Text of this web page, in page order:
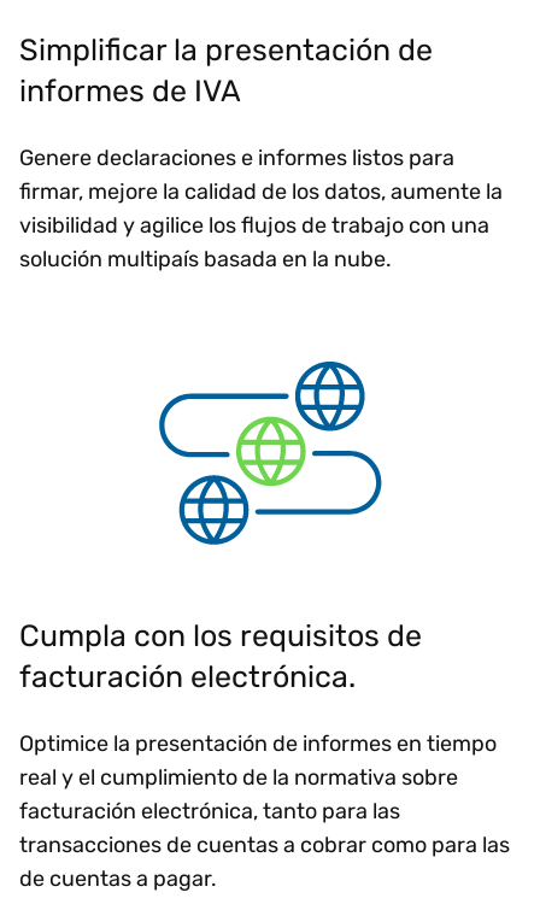
Simplificar la presentación de
informes de IVA
Genere declaraciones e informes listos para
firmar, mejore la calidad de los datos, aumente la
visibilidad y agilice los flujos de trabajo con una
solución multipaís basada en la nube.
Cumpla con los requisitos de
facturación electrónica.
Optimice la presentación de informes en tiempo
real y el cumplimiento de la normativa sobre
facturación electrónica, tanto para las
transacciones de cuentas a cobrar como para las
de cuentas a pagar.